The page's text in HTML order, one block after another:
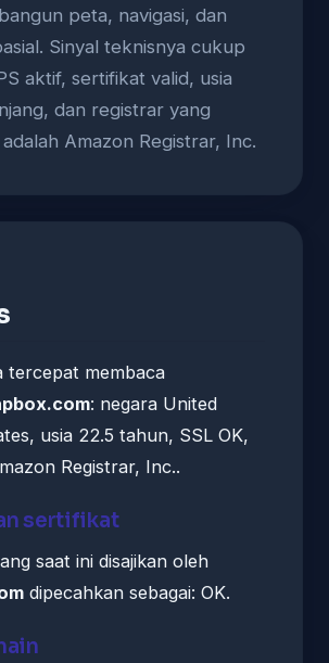
peta, navigasi, dan
Sinyal teknisnya cukup
aktif, sertifikat valid, usia
dan registrar yang
Amazon Registrar, Inc.
tercepat membaca
: negara United
usia 22.5 tahun, SSL OK,
Registrar, Inc..
sertifikat
saat ini disajikan oleh
dipecahkan sebagai: OK.